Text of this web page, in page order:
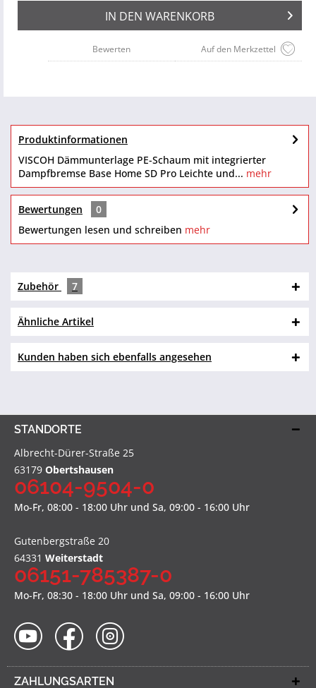
IN DEN WARENKORB
Auf den Merkzettel
Bewerten
Produktinformationen
VISCOH Dämmunterlage PE-Schaum mit integrierter
Dampfbremse Base Home SD Pro Leichte und... mehr
Bewertungen
0
Bewertungen lesen und schreiben mehr
Zubehör 7
Ähnliche Artikel
Kunden haben sich ebenfalls angesehen
STANDORTE
Albrecht-Dürer-Straße 25
63179 Obertshausen
06104-9504-0
Mo-Fr, 08:00 - 18:00 Uhr und Sa, 09:00 - 16:00 Uhr
Gutenbergstraße 20
64331 Weiterstadt
06151-785387-0
Mo-Fr, 08:30 - 18:00 Uhr und Sa, 09:00 - 16:00 Uhr
ZAHLUNGSARTEN